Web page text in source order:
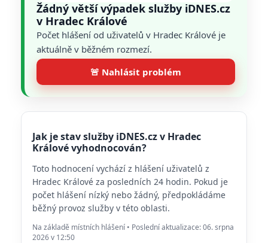
Žádný větší výpadek služby iDNES.cz
v Hradec Králové
Počet hlášení od uživatelů v Hradec Králové je
aktuálně v běžném rozmezí.
🚨 Nahlásit problém
Jak je stav služby iDNES.cz v Hradec
Králové vyhodnocován?
Toto hodnocení vychází z hlášení uživatelů z
Hradec Králové za posledních 24 hodin. Pokud je
počet hlášení nízký nebo žádný, předpokládáme
běžný provoz služby v této oblasti.
Na základě místních hlášení • Poslední aktualizace: 06. srpna
2026 v 12:50